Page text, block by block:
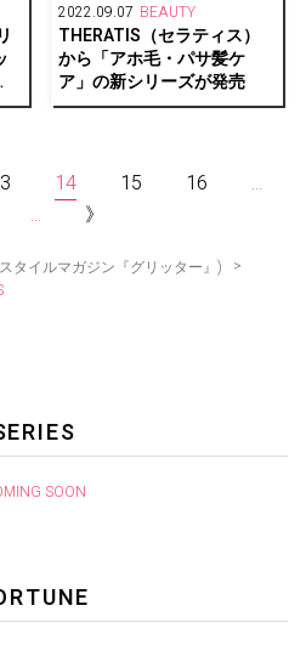
2022.09.07 BEAUTY
THERATIS（セラティス）
から「アホ毛・パサ髪ケ
ア」の新シリーズが発売
14 15 16
...
... 》
タイルマガジン『グリッター』)
>
SOON